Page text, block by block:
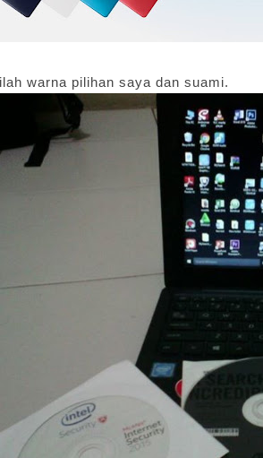
warna pilihan saya dan suami.